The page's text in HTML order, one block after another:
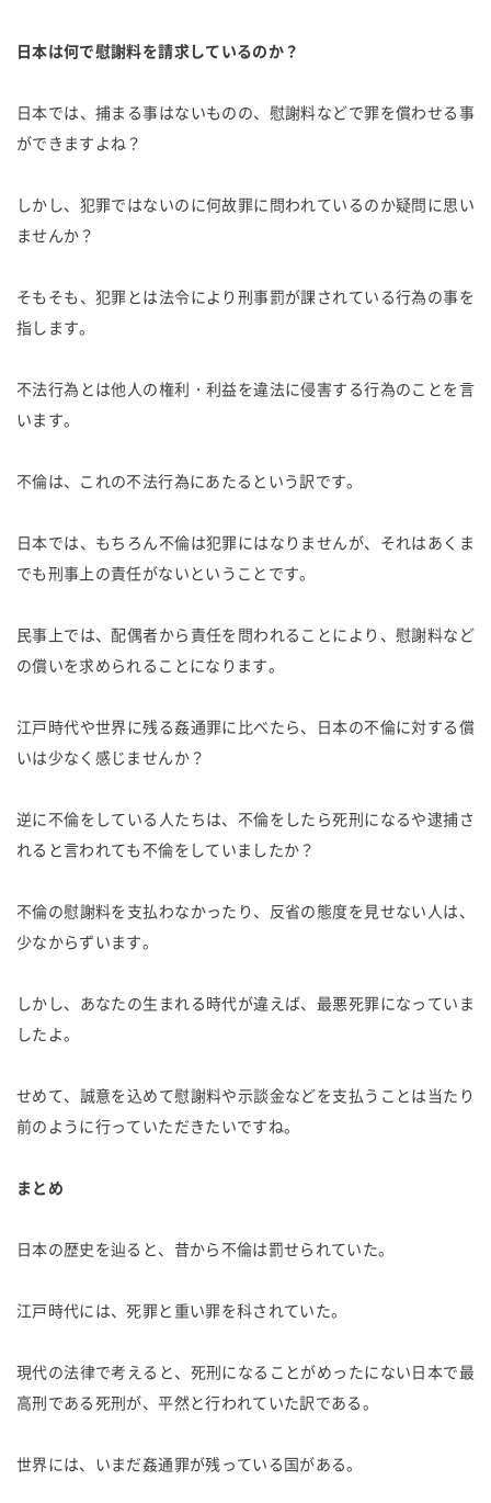
日本は何で慰謝料を請求しているのか？
日本では、捕まる事はないものの、慰謝料などで罪を償わせる事
ができますよね？
しかし、犯罪ではないのに何故罪に問われているのか疑問に思い
ませんか？
そもそも、犯罪とは法令により刑事罰が課されている行為の事を
指します。
不法行為とは他人の権利・利益を違法に侵害する行為のことを言
います。
不倫は、これの不法行為にあたるという訳です。
日本では、もちろん不倫は犯罪にはなりませんが、それはあくま
でも刑事上の責任がないということです。
民事上では、配偶者から責任を問われることにより、慰謝料など
の償いを求められることになります。
江戸時代や世界に残る姦通罪に比べたら、日本の不倫に対する償
いは少なく感じませんか？
逆に不倫をしている人たちは、不倫をしたら死刑になるや逮捕さ
れると言われても不倫をしていましたか？
不倫の慰謝料を支払わなかったり、反省の態度を見せない人は、
少なからずいます。
しかし、あなたの生まれる時代が違えば、最悪死罪になっていま
したよ。
せめて、誠意を込めて慰謝料や示談金などを支払うことは当たり
前のように行っていただきたいですね。
まとめ
日本の歴史を辿ると、昔から不倫は罰せられていた。
江戸時代には、死罪と重い罪を科されていた。
現代の法律で考えると、死刑になることがめったにない日本で最
高刑である死刑が、平然と行われていた訳である。
世界には、いまだ姦通罪が残っている国がある。